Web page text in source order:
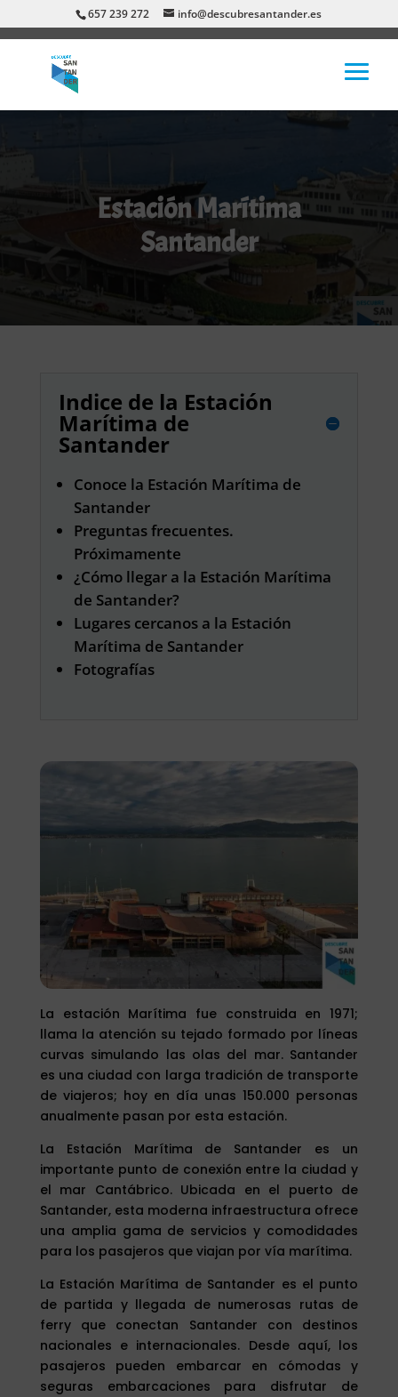
657 239 272 info@descubresantander.es
Estación Marítima
Santander
Indice de la Estación
Marítima de
Santander
Conoce la Estación Marítima de
Santander
Preguntas frecuentes.
Próximamente
¿Cómo llegar a la Estación Marítima
de Santander?
Lugares cercanos a la Estación
Marítima de Santander
Fotografías
La estación Marítima fue construida en 1971;
llama la atención su tejado formado por líneas
curvas simulando las olas del mar. Santander
es una ciudad con larga tradición de transporte
de viajeros; hoy en día unas 150.000 personas
anualmente pasan por esta estación.
La Estación Marítima de Santander es un
importante punto de conexión entre la ciudad y
el mar Cantábrico. Ubicada en el puerto de
Santander, esta moderna infraestructura ofrece
una amplia gama de servicios y comodidades
para los pasajeros que viajan por vía marítima.
La Estación Marítima de Santander es el punto
de partida y llegada de numerosas rutas de
ferry que conectan Santander con destinos
nacionales e internacionales. Desde aquí, los
pasajeros pueden embarcar en cómodas y
seguras embarcaciones para disfrutar de